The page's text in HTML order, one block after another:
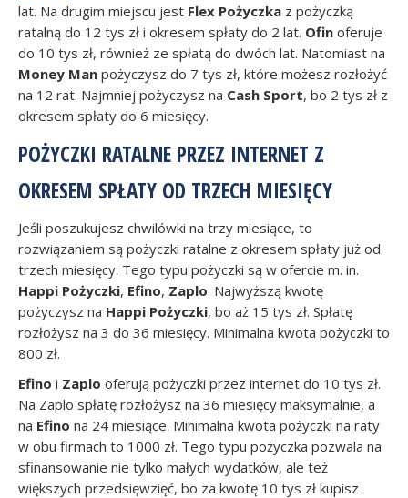
lat. Na drugim miejscu jest Flex Pożyczka z pożyczką
ratalną do 12 tys zł i okresem spłaty do 2 lat. Ofin oferuje
do 10 tys zł, również ze spłatą do dwóch lat. Natomiast na
Money Man pożyczysz do 7 tys zł, które możesz rozłożyć
na 12 rat. Najmniej pożyczysz na Cash Sport, bo 2 tys zł z
okresem spłaty do 6 miesięcy.
POŻYCZKI RATALNE PRZEZ INTERNET Z
OKRESEM SPŁATY OD TRZECH MIESIĘCY
Jeśli poszukujesz chwilówki na trzy miesiące, to
rozwiązaniem są pożyczki ratalne z okresem spłaty już od
trzech miesięcy. Tego typu pożyczki są w ofercie m. in.
Happi Pożyczki, Efino, Zaplo. Najwyższą kwotę
pożyczysz na Happi Pożyczki, bo aż 15 tys zł. Spłatę
rozłożysz na 3 do 36 miesięcy. Minimalna kwota pożyczki to
800 zł.
Efino i Zaplo oferują pożyczki przez internet do 10 tys zł.
Na Zaplo spłatę rozłożysz na 36 miesięcy maksymalnie, a
na Efino na 24 miesiące. Minimalna kwota pożyczki na raty
w obu firmach to 1000 zł. Tego typu pożyczka pozwala na
sfinansowanie nie tylko małych wydatków, ale też
większych przedsięwzięć, bo za kwotę 10 tys zł kupisz